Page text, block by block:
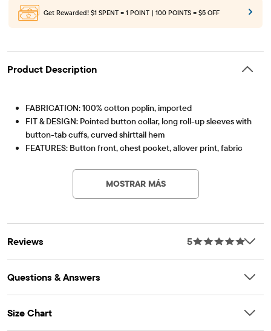
Get Rewarded! $1 SPENT = 1 POINT | 100 POINTS = $5 OFF
Product Description
FABRICATION: 100% cotton poplin, imported
FIT & DESIGN: Pointed button collar, long roll-up sleeves with
button-tab cuffs, curved shirttail hem
FEATURES: Button front, chest pocket, allover print, fabric
MOSTRAR MÁS
Reviews 5
Questions & Answers
Size Chart